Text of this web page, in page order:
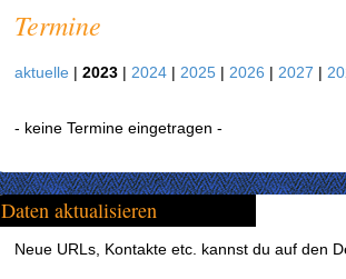
Termine
aktuelle | 2023 | 2024 | 2025 | 2026 | 2027 |
- keine Termine eingetragen -
Daten aktualisieren
Neue URLs, Kontakte etc. kannst du auf den